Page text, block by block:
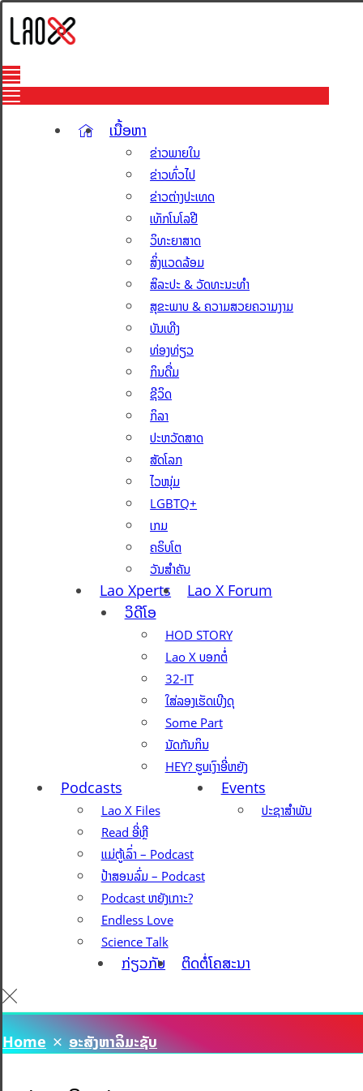
ເນື້ອຫາ
ຂ່າວພາຍໃນ
ຂ່າວທົ່ວໄປ
ຂ່າວຕ່າງປະເທດ
ເທັກໂນໂລຢີ
ວິທະຍາສາດ
ສິ່ງແວດລ້ອມ
ສິລະປະ & ວັດທະນະທຳ
ສຸຂະພາບ & ຄວາມສວຍຄວາມງາມ
ບັນເທີງ
ທ່ອງທ່ຽວ
ກິນດື່ມ
ຊີວິດ
ກິລາ
ປະຫວັດສາດ
ສັດໂລກ
ໄວໜຸ່ມ
LGBTQ+
ເກມ
ຄຣິບໂຕ
ວັນສຳຄັນ
Lao Xperts
Lao X Forum
ວິດີໂອ
HOD STORY
Lao X ບອກຕໍ່
32-IT
ໃສ່ລອງເຮັດເບີງດຸ
Some Part
ນັດກັນກິນ
HEY? ຮູບເງົາອີ່ຫຍັງ
Podcasts
Lao X Files
Read ອີ່ຫຼີ
ແມ່ຕູ້ເລົ່າ – Podcast
ປ້າສອນລົ່ມ – Podcast
Podcast ຫຍັງເກາະ?
Endless Love
Science Talk
Events
ປະຊາສຳພັນ
ກ່ຽວກັບ ຕິດຕໍ່ໂຄສະນາ
Home ອະສັງຫາລິມະຊັບ